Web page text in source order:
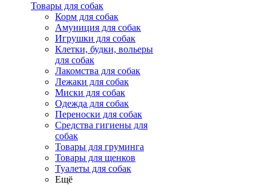
Товары для собак
Корм для собак
Амуниция для собак
Игрушки для собак
Клетки, будки, вольеры
для собак
Лакомства для собак
Лежаки для собак
Миски для собак
Одежда для собак
Переноски для собак
Средства гигиены для
собак
Товары для груминга
Товары для щенков
Туалеты для собак
Ещё